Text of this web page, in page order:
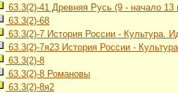
63.3(2)-41 Древняя Русь (9 - начало 13
63.3(2)-68
63.3(2)-7 История России - Культура.
63.3(2)-7я23 История России -
63.3(2)-8
63.3(2)-8 Романовы
63.3(2)-8я2